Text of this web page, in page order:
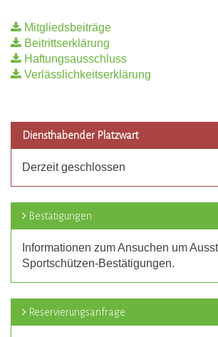
Mitgliedsbeiträge
Beitrittserklärung
Haftungsausschluss
Verlässlichkeitserklärung
Diensthabender Platzwart
Derzeit geschlossen
Bestätigungen
Informationen zum Ansuchen um
Sportschützen-Bestätigungen.
Reservierungsanfrage